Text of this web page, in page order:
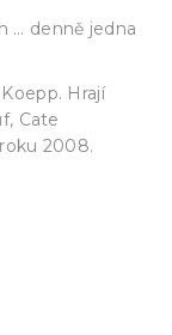
… denně jedna
Hrají
Cate
2008.